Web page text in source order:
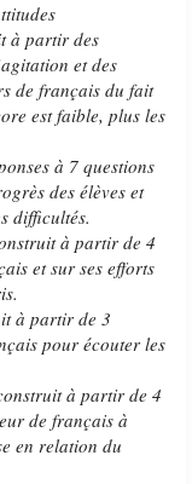
à partir des
et des
de français du fait
est faible, plus les
à 7 questions
des élèves et
difficultés.
à partir de 4
et sur ses efforts
à partir de 3
pour écouter les
à partir de 4
de français à
en relation du